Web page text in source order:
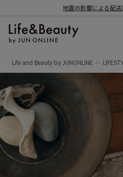
地震の影響による配送
Life and Beauty by JUNONLINE